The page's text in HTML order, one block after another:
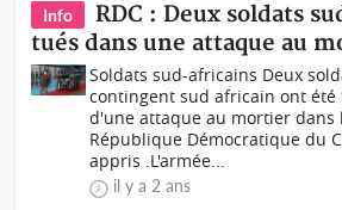
Info
RDC : Deux soldats
tués dans une attaque au
Soldats sud-africains Deux
contingent sud africain ont été
d'une attaque au mortier dans
République Démocratique du
appris .L'armée...
il y a 2 ans